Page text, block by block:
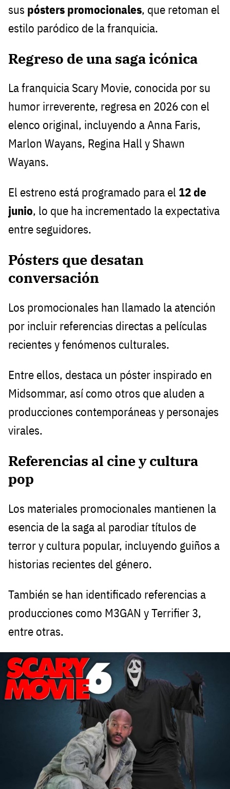
sus pósters promocionales, que retoman el
estilo paródico de la franquicia.
Regreso de una saga icónica
La franquicia Scary Movie, conocida por su
humor irreverente, regresa en 2026 con el
elenco original, incluyendo a Anna Faris,
Marlon Wayans, Regina Hall y Shawn
Wayans.
El estreno está programado para el 12 de
junio, lo que ha incrementado la expectativa
entre seguidores.
Pósters que desatan
conversación
Los promocionales han llamado la atención
por incluir referencias directas a películas
recientes y fenómenos culturales.
Entre ellos, destaca un póster inspirado en
Midsommar, así como otros que aluden a
producciones contemporáneas y personajes
virales.
Referencias al cine y cultura
pop
Los materiales promocionales mantienen la
esencia de la saga al parodiar títulos de
terror y cultura popular, incluyendo guiños a
historias recientes del género.
También se han identificado referencias a
producciones como M3GAN y Terrifier 3,
entre otras.